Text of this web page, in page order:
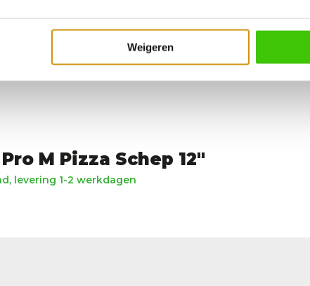
Weigeren
M Pizza Schep 12"
levering 1-2 werkdagen